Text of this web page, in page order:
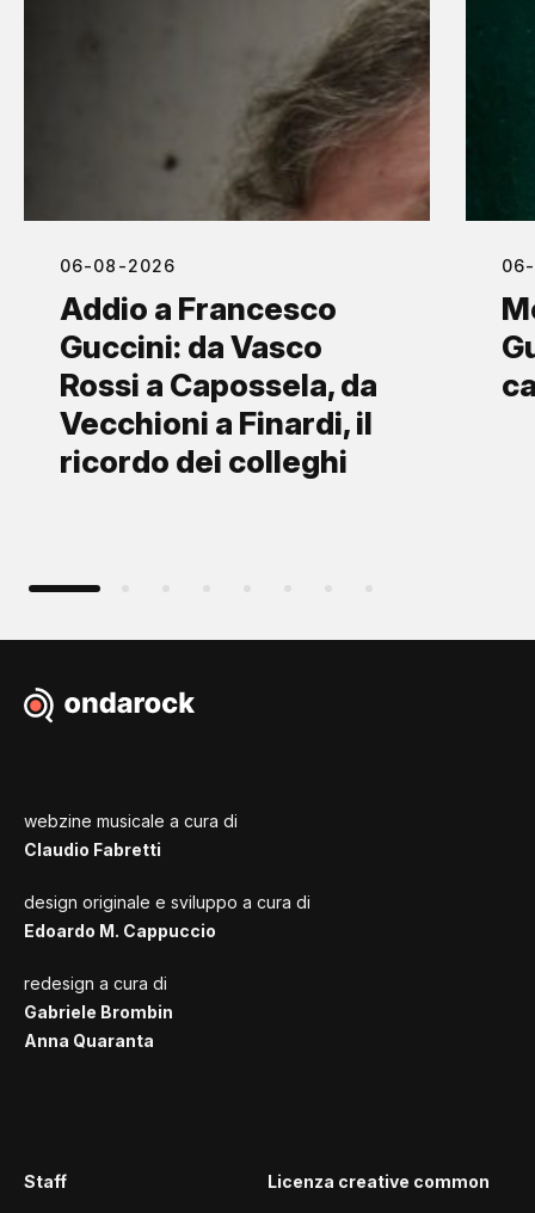
06-08-2026
Addio a Francesco
Guccini: da Vasco
Rossi a Capossela, da
Vecchioni a Finardi, il
ricordo dei colleghi
webzine musicale a cura di
Claudio Fabretti
design originale e sviluppo a cura di
Edoardo M. Cappuccio
redesign a cura di
Gabriele Brombin
Anna Quaranta
Staff
Licenza creative common